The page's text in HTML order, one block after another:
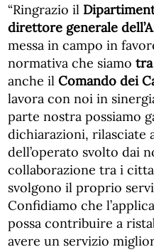
“Ringrazio il
direttore generale
messa in campo in
normativa che siamo
anche il Comando dei
lavora con noi in
parte nostra possiamo
dichiarazioni, rilasciate
dell’operato svolto dai
collaborazione tra i
svolgono il proprio
Confidiamo che
possa contribuire a
avere un servizio